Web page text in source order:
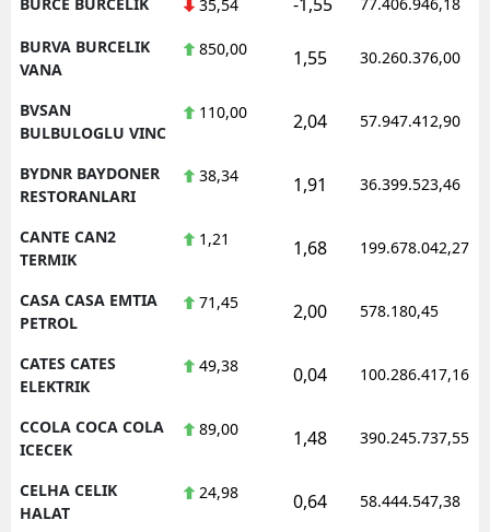
35,54
BURVA BURCELIK
VANA
850,00 1,55 30.260.376,00
BVSAN
BULBULOGLU VINC
110,00 2,04 57.947.412,90
BYDNR BAYDONER
RESTORANLARI
38,34 1,91 36.399.523,46
CANTE CAN2
TERMIK
1,21 1,68 199.678.042,27
CASA CASA EMTIA
PETROL
71,45 2,00 578.180,45
CATES CATES
ELEKTRIK
49,38 0,04 100.286.417,16
CCOLA COCA COLA
ICECEK
89,00 1,48 390.245.737,55
CELHA CELIK
HALAT
24,98 0,64 58.444.547,38